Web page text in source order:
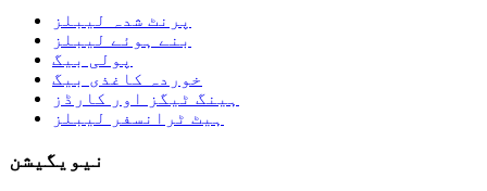
پرنٹ شدہ لیبلز
بنے ہوئے لیبلز
پولی بیگ
خوردہ کاغذی بیگ
ہینگ ٹیگز اور کارڈز
ہیٹ ٹرانسفر لیبلز
نیویگیشن